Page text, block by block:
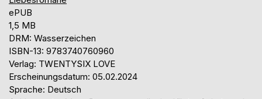
ePUB
1,5 MB
DRM: Wasserzeichen
ISBN-13: 9783740760960
Verlag: TWENTYSIX LOVE
Erscheinungsdatum: 05.02.2024
Sprache: Deutsch